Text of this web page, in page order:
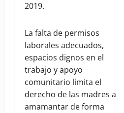
2019.
La falta de permisos
laborales adecuados,
espacios dignos en el
trabajo y apoyo
comunitario limita el
derecho de las madres a
amamantar de forma